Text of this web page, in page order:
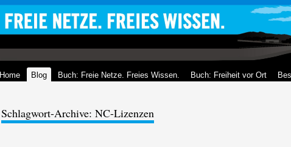
Home Blog Buch: Freie Netze. Freies Wissen. Buch: Freiheit vor Ort
Schlagwort-Archive: NC-Lizenzen